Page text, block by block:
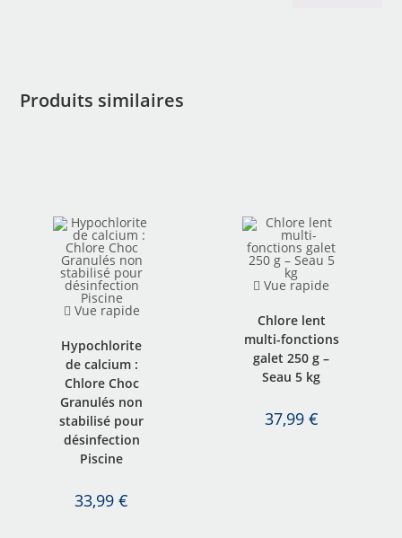
Produits similaires
Vue rapide
Hypochlorite
de calcium :
Chlore Choc
Granulés non
stabilisé pour
désinfection
Piscine
33,99€
Vue rapide
Chlore lent
multi-fonctions
galet 250 g –
Seau 5 kg
37,99 €